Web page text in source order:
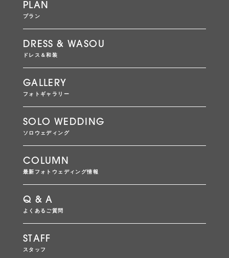
PLAN
プラン
DRESS & WASOU
ドレス＆和装
GALLERY
フォトギャラリー
SOLO WEDDING
ソロウェディング
COLUMN
最新フォトウェディング情報
Q & A
よくあるご質問
STAFF
スタッフ